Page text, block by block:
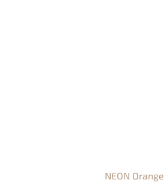
NEON Orange